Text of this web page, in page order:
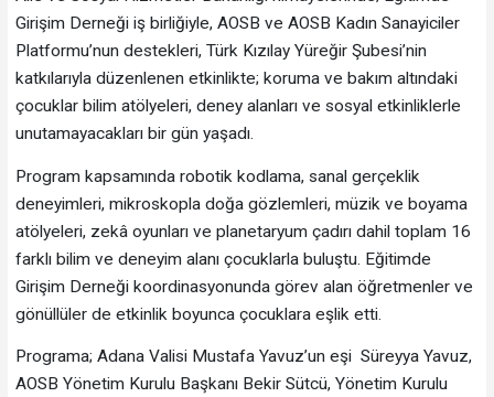
Girişim Derneği iş birliğiyle, AOSB ve AOSB Kadın Sanayiciler
Platformu’nun destekleri, Türk Kızılay Yüreğir Şubesi’nin
katkılarıyla düzenlenen etkinlikte; koruma ve bakım altındaki
çocuklar bilim atölyeleri, deney alanları ve sosyal etkinliklerle
unutamayacakları bir gün yaşadı.
Program kapsamında robotik kodlama, sanal gerçeklik
deneyimleri, mikroskopla doğa gözlemleri, müzik ve boyama
atölyeleri, zekâ oyunları ve planetaryum çadırı dahil toplam 16
farklı bilim ve deneyim alanı çocuklarla buluştu. Eğitimde
Girişim Derneği koordinasyonunda görev alan öğretmenler ve
gönüllüler de etkinlik boyunca çocuklara eşlik etti.
Programa; Adana Valisi Mustafa Yavuz’un eşi Süreyya Yavuz,
AOSB Yönetim Kurulu Başkanı Bekir Sütcü, Yönetim Kurulu